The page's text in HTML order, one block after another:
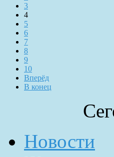
3
4
5
6
7
8
9
10
Вперёд
В конец
Новости